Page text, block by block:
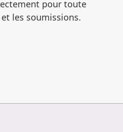
pour toute
les soumissions.